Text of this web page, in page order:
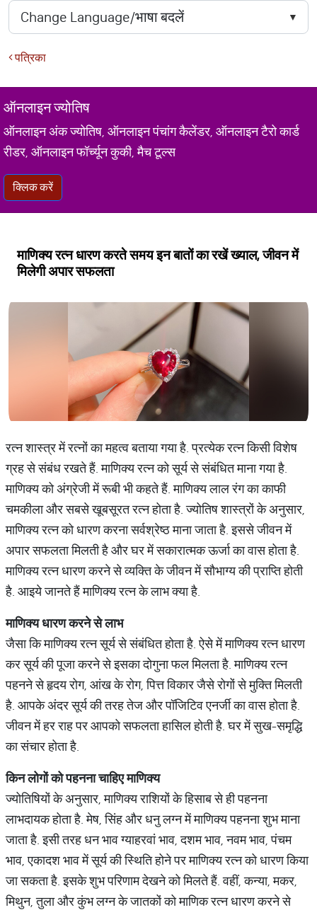
पत्रिका
ऑनलाइन ज्योतिष
ऑनलाइन अंक ज्योतिष, ऑनलाइन पंचांग कैलेंडर, ऑनलाइन टैरो कार्ड
रीडर, ऑनलाइन फॉर्च्यून कुकी, मैच टूल्स
क्लिक करें
माणिक्य रत्न धारण करते समय इन बातों का रखें ख्याल, जीवन में
मिलेगी अपार सफलता
रत्न शास्त्र में रत्नों का महत्व बताया गया है. प्रत्येक रत्न किसी विशेष
ग्रह से संबंध रखते हैं. माणिक्य रत्न को सूर्य से संबंधित माना गया है.
माणिक्य को अंग्रेजी में रूबी भी कहते हैं. माणिक्य लाल रंग का काफी
चमकीला और सबसे खूबसूरत रत्न होता है. ज्योतिष शास्त्रों के अनुसार,
माणिक्य रत्न को धारण करना सर्वश्रेष्ठ माना जाता है. इससे जीवन में
अपार सफलता मिलती है और घर में सकारात्मक ऊर्जा का वास होता है.
माणिक्य रत्न धारण करने से व्यक्ति के जीवन में सौभाग्य की प्राप्ति होती
है. आइये जानते हैं माणिक्य रत्न के लाभ क्या है.
माणिक्य धारण करने से लाभ
जैसा कि माणिक्य रत्न सूर्य से संबंधित होता है. ऐसे में माणिक्य रत्न धारण
कर सूर्य की पूजा करने से इसका दोगुना फल मिलता है. माणिक्य रत्न
पहनने से हृदय रोग, आंख के रोग, पित्त विकार जैसे रोगों से मुक्ति मिलती
है. आपके अंदर सूर्य की तरह तेज और पॉजिटिव एनर्जी का वास होता है.
जीवन में हर राह पर आपको सफलता हासिल होती है. घर में सुख-समृद्धि
का संचार होता है.
किन लोगों को पहनना चाहिए माणिक्य
ज्योतिषियों के अनुसार, माणिक्य राशियों के हिसाब से ही पहनना
लाभदायक होता है. मेष, सिंह और धनु लग्न में माणिक्य पहनना शुभ माना
जाता है. इसी तरह धन भाव ग्याहरवां भाव, दशम भाव, नवम भाव, पंचम
भाव, एकादश भाव में सूर्य की स्थिति होने पर माणिक्य रत्न को धारण किया
जा सकता है. इसके शुभ परिणाम देखने को मिलते हैं. वहीं, कन्या, मकर,
मिथुन, तुला और कुंभ लग्न के जातकों को माणिक रत्न धारण करने से